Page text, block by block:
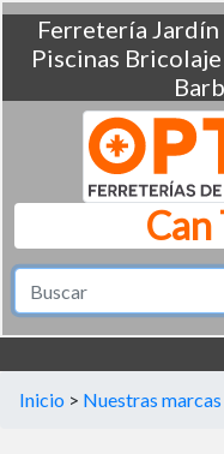
Ferretería Jardín
Piscinas Bricolaje
Inicio > Nuestras marcas